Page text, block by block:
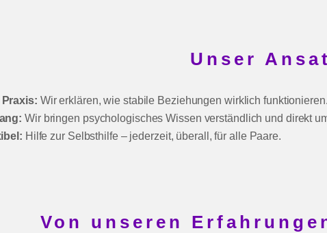
Unser
Wir erklären, wie stabile Beziehungen wirklich funktionieren.
Wir bringen psychologisches Wissen verständlich und direkt
Hilfe zur Selbsthilfe – jederzeit, überall, für alle Paare.
Von unseren